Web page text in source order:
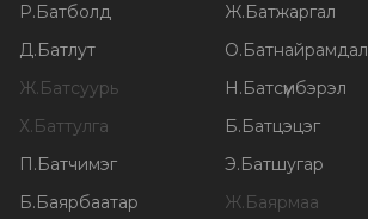
Р.Батболд Ж.Батжаргал
Д.Батлут О.Батнайрамдал
Ж.Батсуурь Н.Батсүмбэрэл
Х.Баттулга Б.Батцэцэг
П.Батчимэг Э.Батшугар
Б.Баярбаатар Ж.Баярмаа